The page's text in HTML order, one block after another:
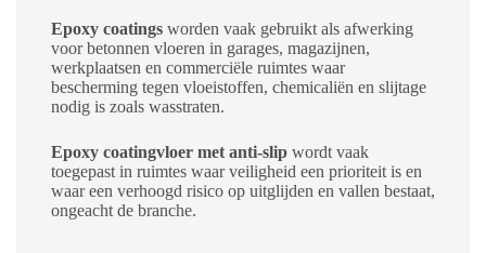
Epoxy coatings worden vaak gebruikt als afwerking
voor betonnen vloeren in garages, magazijnen,
werkplaatsen en commerciële ruimtes waar
bescherming tegen vloeistoffen, chemicaliën en slijtage
nodig is zoals wasstraten.
Epoxy coatingvloer met anti-slip wordt vaak
toegepast in ruimtes waar veiligheid een prioriteit is en
waar een verhoogd risico op uitglijden en vallen bestaat,
ongeacht de branche.